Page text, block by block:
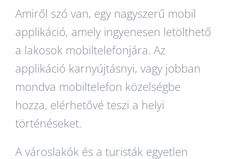
Amiről szó van, egy nagyszerű mobil
applikáció, amely ingyenesen letölthető
a lakosok mobiltelefonjára. Az
applikáció karnyújtásnyi, vagy jobban
mondva mobiltelefon közelségbe
hozza, elérhetővé teszi a helyi
történéseket.
A városlakók és a turisták egyetlen